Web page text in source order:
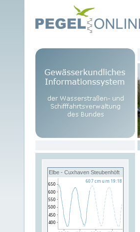
Elbe - Cuxhaven Steubenhöft